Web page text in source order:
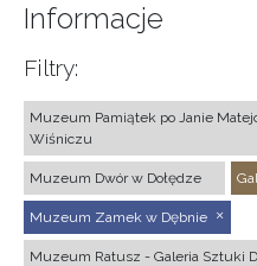
Informacje
Filtry:
Muzeum Pamiątek po Janie
Wiśniczu
Muzeum Dwór w Dołędze
Muzeum Zamek w Dębnie
Muzeum Ratusz - Galeria Sztuki